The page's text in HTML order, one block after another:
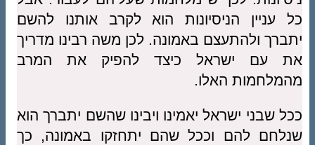
כל עניין הניסיונות הוא לקרב אותנו להשם
יתברך ולהתעצם באמונה. לכן משה רבינו מדריך
את עם ישראל כיצד להפיק את המרב
מהמלחמות האלו.
ככל שבני ישראל יאמינו ויבינו שהשם יתברך הוא
שנלחם להם וככל שהם יתחזקו באמונה, כך